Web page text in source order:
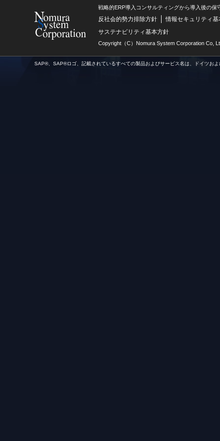
戦略的ERP導入コンサルティングから導入後の
反社会的勢力排除方針
情報セキュリティ基
サステナビリティ基本方針
Copyright（C）Nomura System Corporation Co,
SAP®、SAP®ロゴ、記載されているすべての製品およびサービス名は、ドイツお